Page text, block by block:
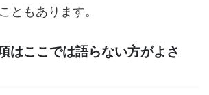
ともあります。
はここでは語らない方がよさ